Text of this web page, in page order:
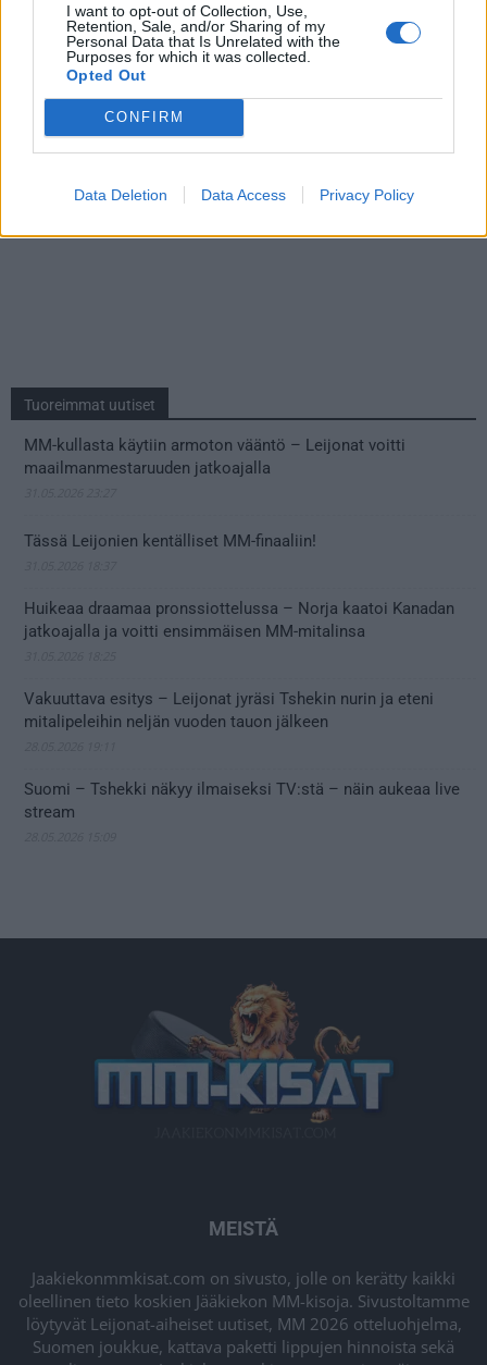
I want to opt-out of Collection, Use,
Retention, Sale, and/or Sharing of my
Personal Data that Is Unrelated with the
Purposes for which it was collected.
Opted Out
CONFIRM
Data Deletion Data Access Privacy Policy
Tuoreimmat uutiset
MM-kullasta käytiin armoton vääntö – Leijonat voitti
maailmanmestaruuden jatkoajalla
Tässä Leijonien kentälliset MM-finaaliin!
Huikeaa draamaa pronssiottelussa – Norja kaatoi Kanadan
jatkoajalla ja voitti ensimmäisen MM-mitalinsa
Vakuuttava esitys – Leijonat jyräsi Tshekin nurin ja eteni
mitalipeleihin neljän vuoden tauon jälkeen
Suomi – Tshekki näkyy ilmaiseksi TV:stä – näin aukeaa live
stream
MEISTÄ
Jaakiekonmmkisat.com on sivusto, jolle on kerätty kaikki
oleellinen tieto koskien Jääkiekon MM-kisoja. Sivustoltamme
löytyvät Leijonat-aiheiset uutiset, MM 2026 otteluohjelma,
Suomen joukkue, kattava paketti lippujen hinnoista sekä